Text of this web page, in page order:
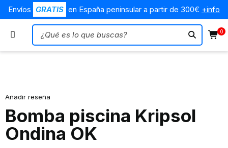
Envíos GRATIS en España peninsular a partir de 300€ +info
0
Añadir reseña
Bomba piscina Kripsol
Ondina OK